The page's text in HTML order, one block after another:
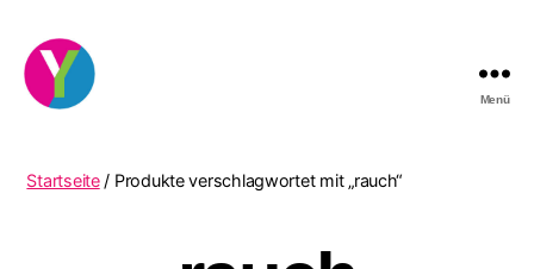
Menü
Startseite/ Produkte verschlagwortet mit „rauch“